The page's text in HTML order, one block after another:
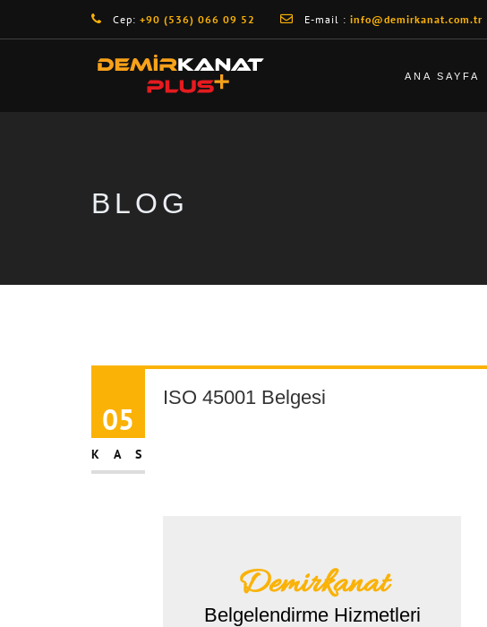
Cep: +90 (536) 066 09 52 E-mail : info@demirkanat.com.tr
ANA SAYFA
BLOG
05
KAS
ISO 45001 Belgesi
Demirkanat
Belgelendirme Hizmetleri